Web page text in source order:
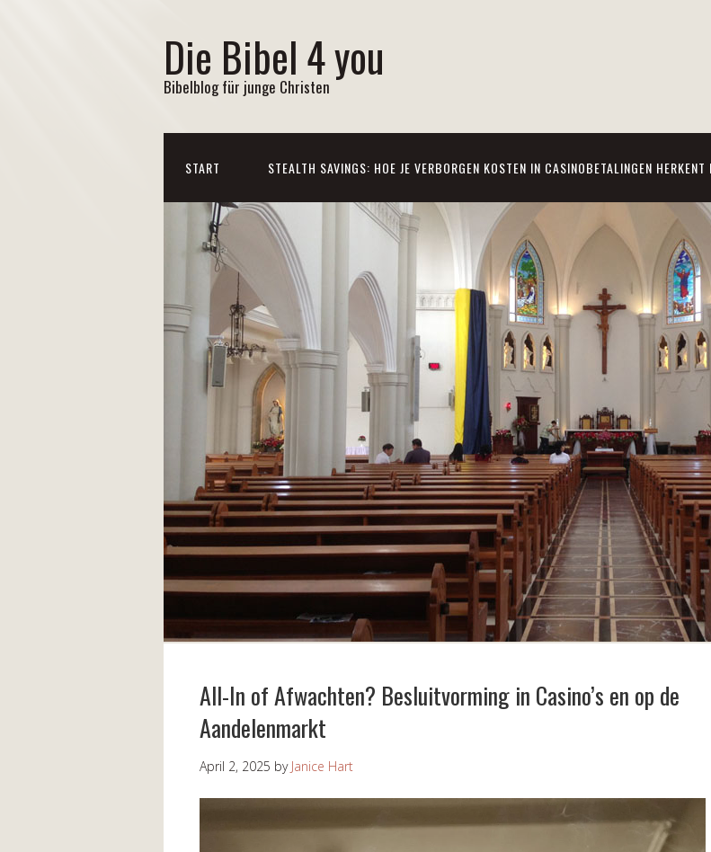
Die Bibel 4 you
Bibelblog für junge Christen
START STEALTH SAVINGS: HOE JE VERBORGEN KOSTEN IN CASINOBETALINGEN HERKENT
All-In of Afwachten? Besluitvorming in Casino’s en op de
Aandelenmarkt
April 2, 2025 by Janice Hart